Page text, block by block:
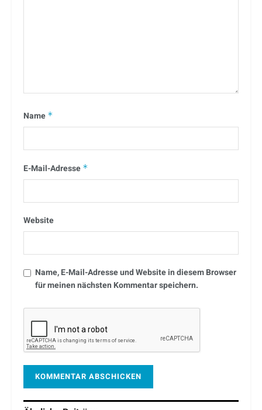
Name *
E-Mail-Adresse *
Website
Name, E-Mail-Adresse und Website in diesem Browser
für meinen nächsten Kommentar speichern.